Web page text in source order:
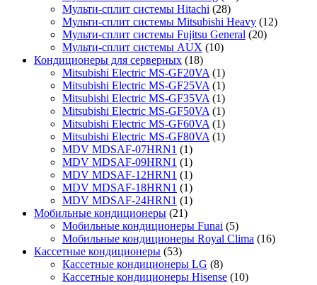
Мульти-сплит системы Hitachi (28)
Мульти-сплит системы Mitsubishi Heavy (12)
Мульти-сплит системы Fujitsu General (20)
Мульти-сплит системы AUX (10)
Кондиционеры для серверных (18)
Mitsubishi Electric MS-GF20VA (1)
Mitsubishi Electric MS-GF25VA (1)
Mitsubishi Electric MS-GF35VA (1)
Mitsubishi Electric MS-GF50VA (1)
Mitsubishi Electric MS-GF60VA (1)
Mitsubishi Electric MS-GF80VA (1)
MDV MDSAF-07HRN1 (1)
MDV MDSAF-09HRN1 (1)
MDV MDSAF-12HRN1 (1)
MDV MDSAF-18HRN1 (1)
MDV MDSAF-24HRN1 (1)
Мобильные кондиционеры (21)
Мобильные кондиционеры Funai (5)
Мобильные кондиционеры Royal Clima (16)
Кассетные кондиционеры (53)
Кассетные кондиционеры LG (8)
Кассетные кондиционеры Hisense (10)